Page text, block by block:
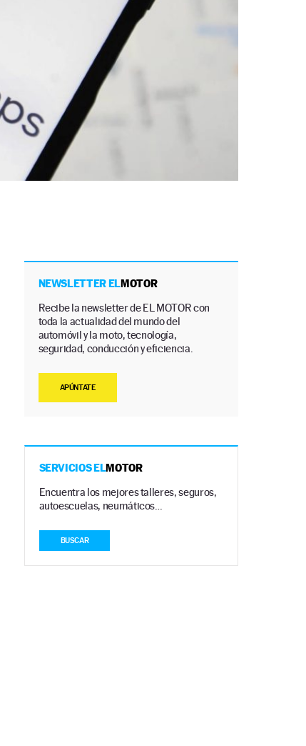
NEWSLETTER ELMOTOR
Recibe la newsletter de EL MOTOR con
toda la actualidad del mundo del
automóvil y la moto, tecnología,
seguridad, conducción y eficiencia.
APÚNTATE
SERVICIOS ELMOTOR
Encuentra los mejores talleres, seguros,
autoescuelas, neumáticos…
BUSCAR